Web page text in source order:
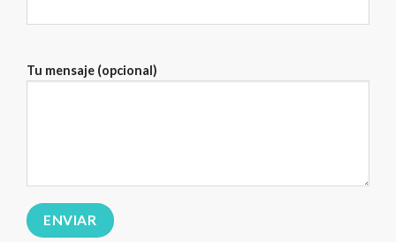
Tu mensaje (opcional)